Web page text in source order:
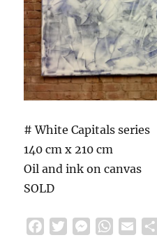
# White Capitals series
140 cm x 210 cm
Oil and ink on canvas
SOLD
M
W